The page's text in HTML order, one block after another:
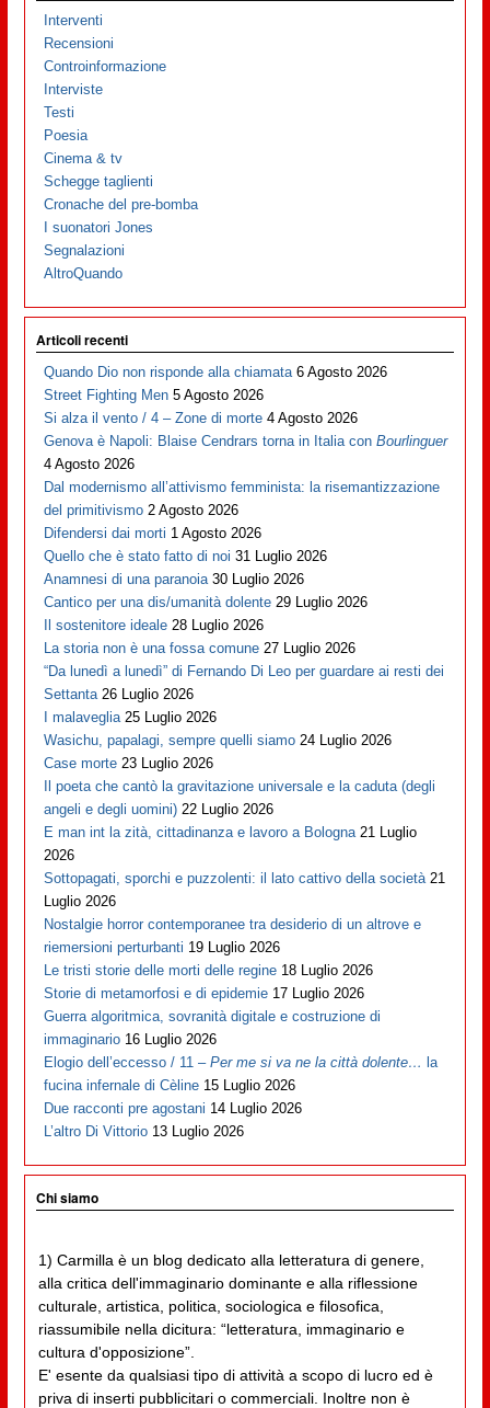
Interventi
Recensioni
Controinformazione
Interviste
Testi
Poesia
Cinema & tv
Schegge taglienti
Cronache del pre-bomba
I suonatori Jones
Segnalazioni
AltroQuando
Articoli recenti
Quando Dio non risponde alla chiamata 6 Agosto 2026
Street Fighting Men 5 Agosto 2026
Si alza il vento / 4 – Zone di morte 4 Agosto 2026
Genova è Napoli: Blaise Cendrars torna in Italia conBourlinguer
4 Agosto 2026
Dal modernismo all’attivismo femminista: la risemantizzazione
del primitivismo 2 Agosto 2026
Difendersi dai morti 1 Agosto 2026
Quello che è stato fatto di noi 31 Luglio 2026
Anamnesi di una paranoia 30 Luglio 2026
Cantico per una dis/umanità dolente 29 Luglio 2026
Il sostenitore ideale 28 Luglio 2026
La storia non è una fossa comune 27 Luglio 2026
“Da lunedì a lunedì” di Fernando Di Leo per guardare ai resti dei
Settanta 26 Luglio 2026
I malaveglia 25 Luglio 2026
Wasichu, papalagi, sempre quelli siamo 24 Luglio 2026
Case morte 23 Luglio 2026
Il poeta che cantò la gravitazione universale e la caduta (degli
angeli e degli uomini) 22 Luglio 2026
E man int la zità, cittadinanza e lavoro a Bologna 21 Luglio
2026
Sottopagati, sporchi e puzzolenti: il lato cattivo della società 21
Luglio 2026
Nostalgie horror contemporanee tra desiderio di un altrove e
riemersioni perturbanti 19 Luglio 2026
Le tristi storie delle morti delle regine 18 Luglio 2026
Storie di metamorfosi e di epidemie 17 Luglio 2026
Guerra algoritmica, sovranità digitale e costruzione di
immaginario 16 Luglio 2026
Elogio dell’eccesso / 11 –Per me si va ne la città dolente… la
fucina infernale di Cèline 15 Luglio 2026
Due racconti pre agostani 14 Luglio 2026
L’altro Di Vittorio 13 Luglio 2026
Chi siamo
1) Carmilla è un blog dedicato alla letteratura di genere,
alla critica dell'immaginario dominante e alla riflessione
culturale, artistica, politica, sociologica e filosofica,
riassumibile nella dicitura: “letteratura, immaginario e
cultura d'opposizione”.
E' esente da qualsiasi tipo di attività a scopo di lucro ed è
priva di inserti pubblicitari o commerciali. Inoltre non è